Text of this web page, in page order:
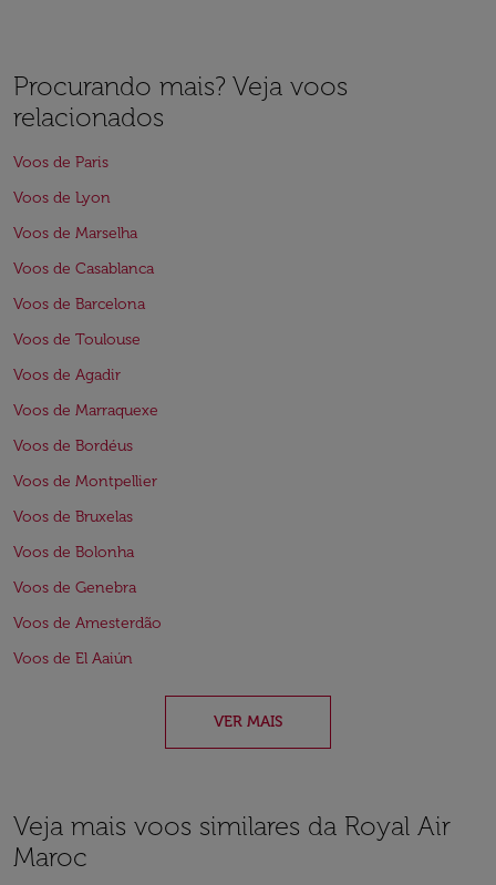
Procurando mais? Veja voos
relacionados
Voos de Paris
Voos de Lyon
Voos de Marselha
Voos de Casablanca
Voos de Barcelona
Voos de Toulouse
Voos de Agadir
Voos de Marraquexe
Voos de Bordéus
Voos de Montpellier
Voos de Bruxelas
Voos de Bolonha
Voos de Genebra
Voos de Amesterdão
Voos de El Aaiún
VER MAIS
Veja mais voos similares da Royal Air
Maroc